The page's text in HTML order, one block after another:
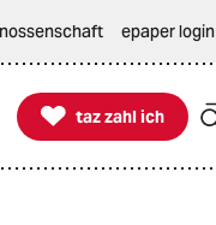
epaper login

taz zahl ich
taz zahl ich